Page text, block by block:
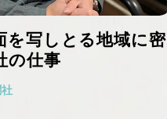
を写しとる地域に密
の仕事